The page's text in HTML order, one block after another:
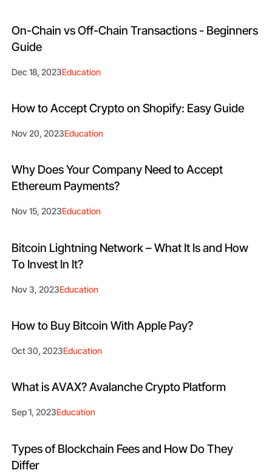
On-Chain vs Off-Chain Transactions - Beginners
Guide
Dec 18, 2023Education
How to Accept Crypto on Shopify: Easy Guide
Nov 20, 2023Education
Why Does Your Company Need to Accept
Ethereum Payments?
Nov 15, 2023Education
Bitcoin Lightning Network – What It Is and How
To Invest In It?
Nov 3, 2023Education
How to Buy Bitcoin With Apple Pay?
Oct 30, 2023Education
What is AVAX? Avalanche Crypto Platform
Sep 1, 2023Education
Types of Blockchain Fees and How Do They
Differ